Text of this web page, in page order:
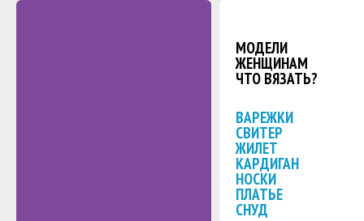
МОДЕЛИ
ЖЕНЩИНАМ
ЧТО ВЯЗАТЬ?
ВАРЕЖКИ
СВИТЕР
ЖИЛЕТ
КАРДИГАН
НОСКИ
ПЛАТЬЕ
СНУД